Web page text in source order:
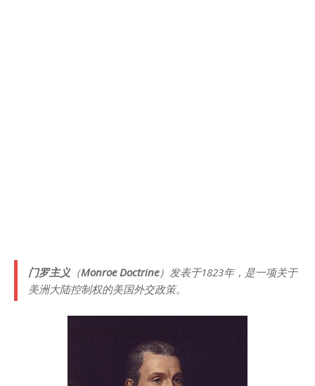
门罗主义（Monroe Doctrine）发表于1823年，是一项关于
美洲大陆控制权的美国外交政策。